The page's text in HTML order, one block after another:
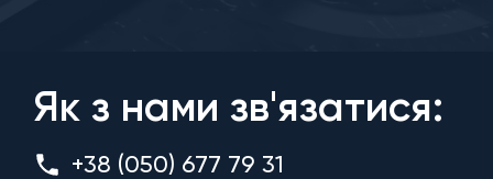
Як з нами зв'язатися:
+38 (050) 677 79 31